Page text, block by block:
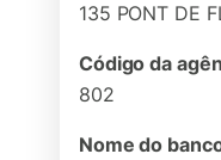
135 PONT DE
Código da
802
Nome do